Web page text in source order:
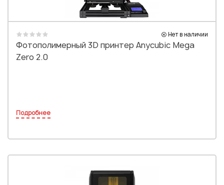
Нет в наличии
Фотополимерный 3D принтер Anycubic Mega
Zero 2.0
Подробнее